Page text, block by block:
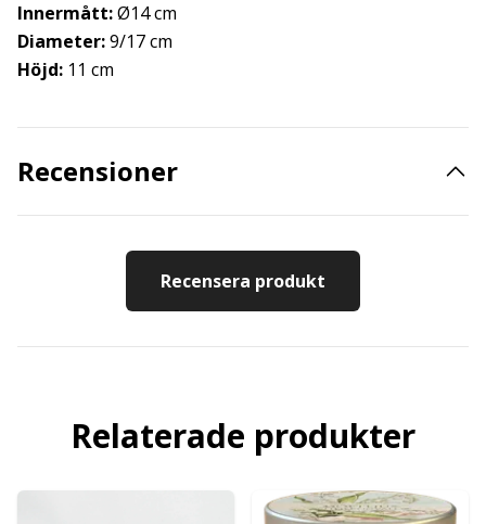
Innermått:Ø14 cm
Diameter:9/17 cm
Höjd: 11 cm
Recensioner
Recensera produkt
Relaterade produkter